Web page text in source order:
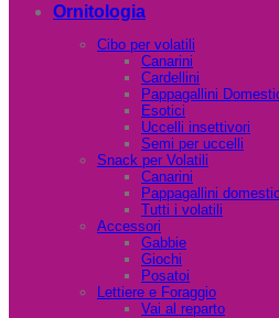
Ornitologia
Cibo per volatili
Canarini
Cardellini
Pappagallini
Esotici
Uccelli insettivori
Semi per uccelli
Snack per Volatili
Canarini
Pappagallini
Tutti i volatili
Accessori
Gabbie
Giochi
Posatoi
Lettiere e Foraggio
Vai al reparto